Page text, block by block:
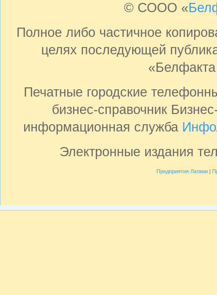
© СООО «
Полное либо частичное
целях последующей
Печатные городские
бизнес-справочник
информационная служба
Электронные издания
Предприятия Латвии|